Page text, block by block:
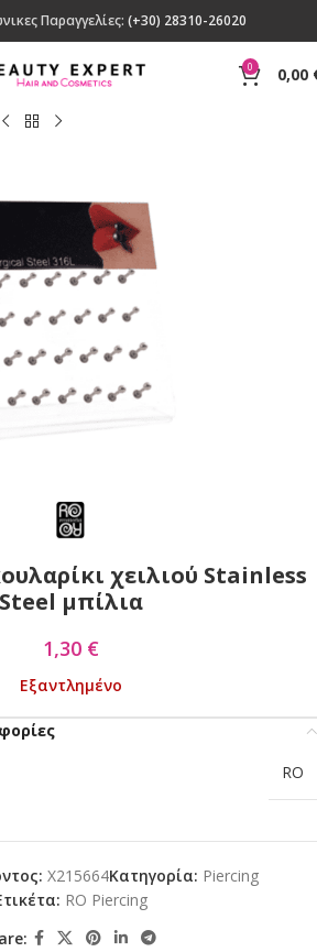
Παραγγελίες: (+30) 28310-26020
0 0,00
χειλιού Stainless
Steel μπίλια
1,30 €
Εξαντλημένο
RO
X215664Κατηγορία: Piercing
RO Piercing